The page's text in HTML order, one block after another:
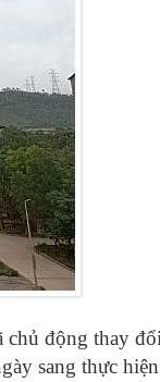
động thay
sang thực